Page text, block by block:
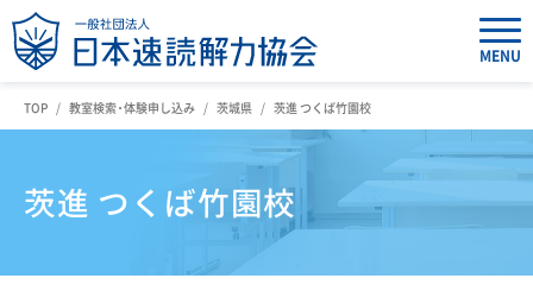
MENU
TOP 教室検索・体験申し込み 茨城県 茨進 つくば竹園校
茨進 つくば竹園校